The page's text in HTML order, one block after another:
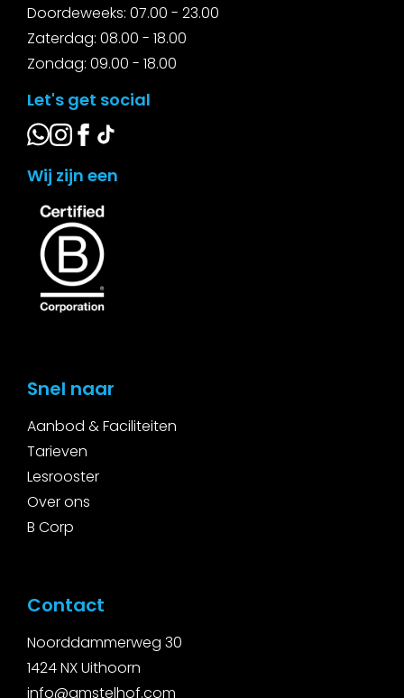
Doordeweeks: 07.00 - 23.00
Zaterdag: 08.00 - 18.00
Zondag: 09.00 - 18.00
Let's get social
Wij zijn een
Snel naar
Aanbod & Faciliteiten
Tarieven
Lesrooster
Over ons
B Corp
Contact
Noorddammerweg 30
1424 NX Uithoorn
info@amstelhof.com